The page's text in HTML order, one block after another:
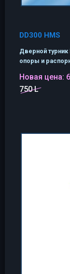
DD300 HMS
Дверной турник
опоры и
Новая цена:
750 L